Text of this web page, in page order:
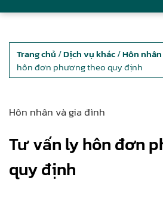
Trang chủ /Dịch vụ khác/Hôn
hôn đơn phương theo quy định
Hôn nhân và gia đình
Tư vấn ly hôn đơn
quy định